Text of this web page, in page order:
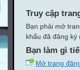
Truy cập
Bạn phải mở
khẩu đã đăng
Bạn làm gì
Mở trang